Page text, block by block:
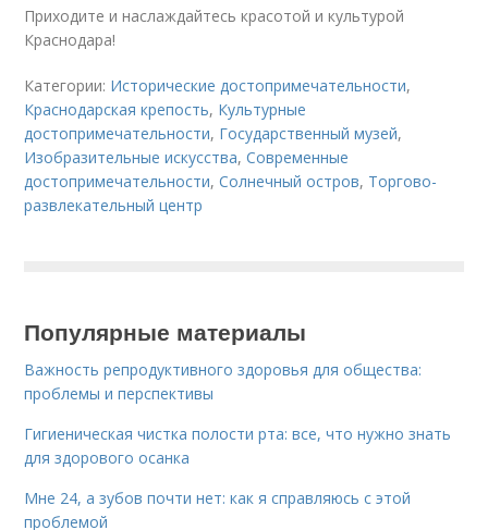
Приходите и наслаждайтесь красотой и культурой
Краснодара!
Категории: Исторические достопримечательности,
Краснодарская крепость, Культурные
достопримечательности, Государственный музей,
Изобразительные искусства,Современные
достопримечательности,Солнечный остров, Торгово-
развлекательный центр
Популярные материалы
Важность репродуктивного здоровья для общества:
проблемы и перспективы
Гигиеническая чистка полости рта: все, что нужно знать
для здорового осанка
Мне 24, а зубов почти нет: как я справляюсь с этой
проблемой